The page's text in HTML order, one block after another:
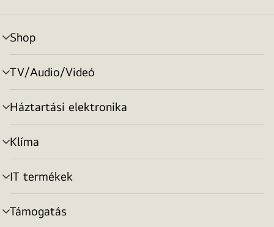
Shop
menu
toggle
TV/Audio/Videó
menu
toggle
Háztartási elektronika
menu
toggle
Klíma
menu
toggle
IT termékek
menu
toggle
Támogatás
menu